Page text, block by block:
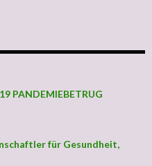
PANDEMIEBETRUG
für Gesundheit,